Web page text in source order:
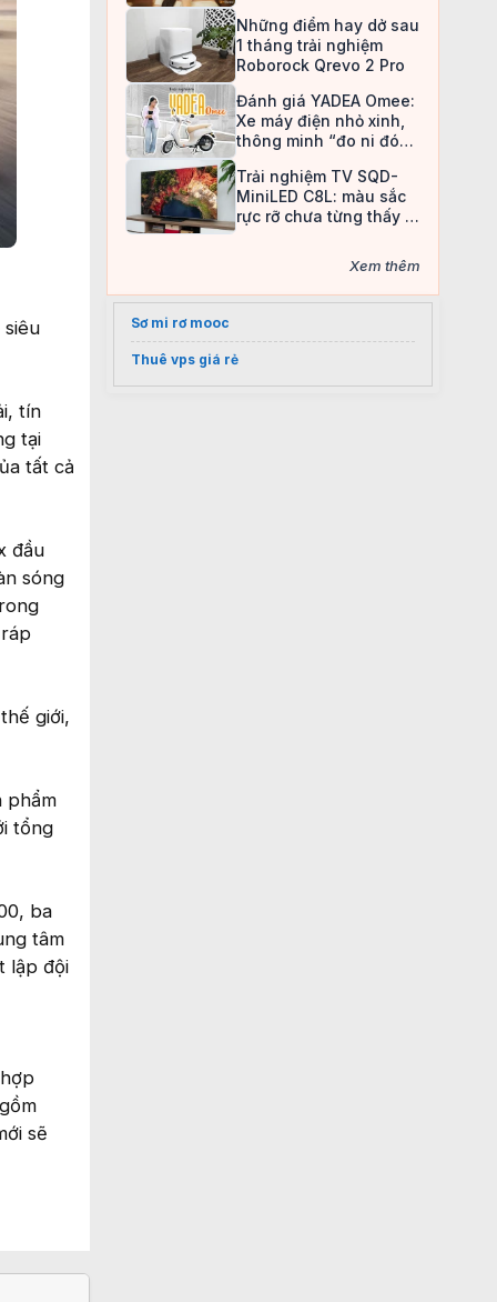
tín
tại
tất cả
đầu
sóng
giới,
phẩm
tổng
ba
tâm
lập đội
sẽ
Những điểm hay dở sau
1 tháng trải nghiệm
Roborock Qrevo 2 Pro
Đánh giá YADEA Omee:
Xe máy điện nhỏ xinh,
thông minh “đo ni đóng
Trải nghiệm TV SQD-
MiniLED C8L: màu sắc
rực rỡ chưa từng thấy ở
Xem thêm
Sơ mi rơ mooc
Thuê vps giá rẻ